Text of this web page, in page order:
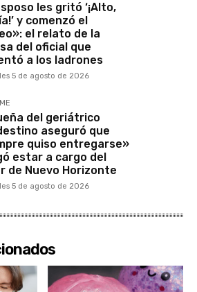
les gritó ‘¡Alto,
y comenzó el
el relato de la
del oficial que
a los ladrones
5 de agosto de 2026
del geriátrico
aseguró que
quiso entregarse»
estar a cargo del
de Nuevo Horizonte
5 de agosto de 2026